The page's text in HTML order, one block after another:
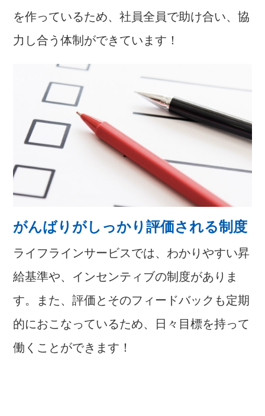
を作っているため、社員全員で助け合い、協
力し合う体制ができています！
がんばりがしっかり評価される制度
ライフラインサービスでは、わかりやすい昇
給基準や、インセンティブの制度がありま
す。また、評価とそのフィードバックも定期
的におこなっているため、日々目標を持って
働くことができます！